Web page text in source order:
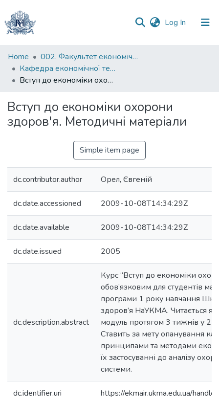
Log In (current)
Communities
&
Collections
Statistics
Home
002. Факультет економічних наук
Кафедра економічної теорії
Вступ до економіки охорони здоров'я. Методичні матеріали
Вступ до економіки охорони
здоров'я. Методичні матеріали
Simple item page
dc.contributor.author Орел, Євгеній
dc.date.accessioned 2009-10-08T14:34:29Z
dc.date.available 2009-10-08T14:34:29Z
dc.date.issued 2005
dc.description.abstract
Курс “Вступ до економіки
обов’язковим для студентів
програми 1 року навчання
здоров’я НаУКМА. Читається
модуль протягом 3 тижнів у 2-
Ставить за мету опанування
принципами та методами
їх застосуванні до аналізу
системи.
dc.identifier.uri https://ekmair.ukma.edu.ua/